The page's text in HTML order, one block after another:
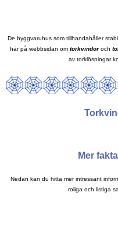
De byggvaruhus som tillhandahåller
här på webbsidan om torkvindoroch
av torklösningar
Mer
Nedan kan du hitta mer intressant
roliga och listiga